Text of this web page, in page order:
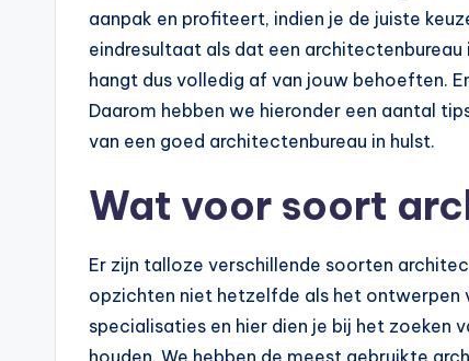
aanpak en profiteert, indien je de juiste
eindresultaat als dat een
hangt dus volledig af van jouw behoeften.
Daarom hebben we hieronder een aantal
van een goed architectenbureau in hulst.
Wat voor soort
Er zijn talloze verschillende soorten
opzichten niet hetzelfde als het ontwerpen
specialisaties en hier dien je bij het zoeken
houden. We hebben de meest gebruikte